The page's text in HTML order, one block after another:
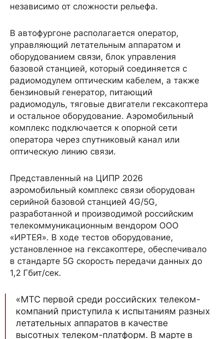
независимо от сложности рельефа.
В автофургоне располагается оператор,
управляющий летательным аппаратом и
оборудованием связи, блок управления
базовой станцией, который соединяется с
радиомодулем оптическим кабелем, а также
бензиновый генератор, питающий
радиомодуль, тяговые двигатели гексакоптера
и остальное оборудование. Аэромобильный
комплекс подключается к опорной сети
оператора через спутниковый канал или
оптическую линию связи.
Представленный на ЦИПР 2026
аэромобильный комплекс связи оборудован
серийной базовой станцией 4G/5G,
разработанной и производимой российским
телекоммуникационным вендором ООО
«ИРТЕЯ». В ходе тестов оборудование,
установленное на гексакоптере, обеспечивало
в стандарте 5G скорость передачи данных до
1,2 Гбит/сек.
«МТС первой среди российских телеком-
компаний приступила к испытаниям разных
летательных аппаратов в качестве
высотных телеком-платформ. В марте в